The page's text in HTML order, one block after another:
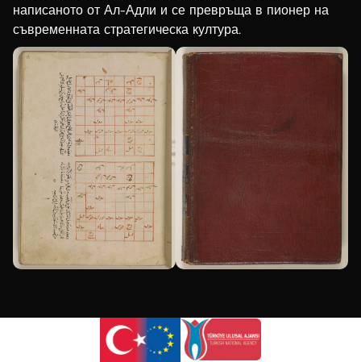
написаното от Ал-Адли и се превръща в пионер на
съвременната стратегическа култура.
Albanian
Russian
Greek
Italian
Arabic
Portuguese
Hindi
Hebrew
Armenian
Urdu
Bengali